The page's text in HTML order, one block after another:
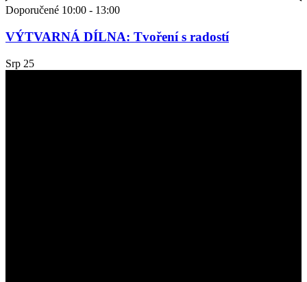
Doporučené 10:00 - 13:00
VÝTVARNÁ DÍLNA: Tvoření s radostí
Srp 25